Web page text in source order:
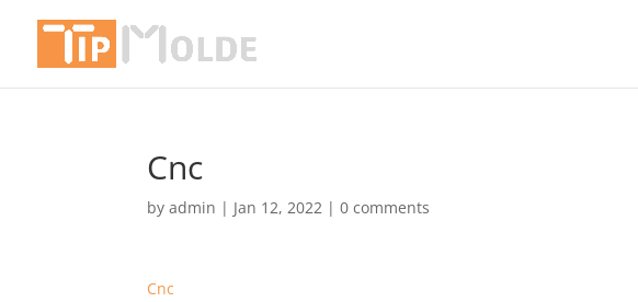
Cnc
byadmin | Jan 12, 2022 |0 comments
Cnc